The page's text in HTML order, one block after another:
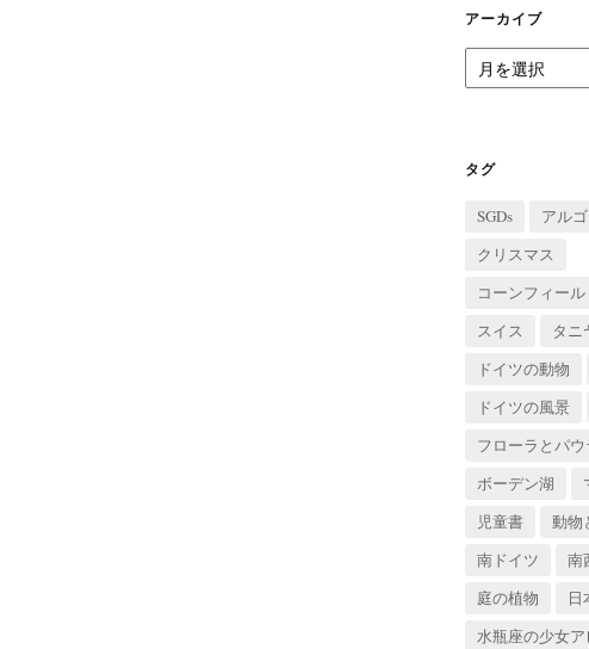
ー
アーカイブ
ー
ブ
タグ
SGDs アル
クリスマス
コーンフィー
スイス
タニ
ドイツの動物
ドイツの風景
フローラとパ
ボーデン湖
児童書
動物
南ドイツ
南
庭の植物
日
水瓶座の少女ア